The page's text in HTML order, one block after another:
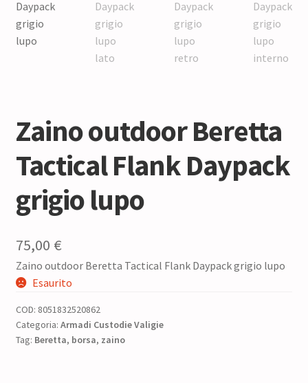
Zaino outdoor Beretta
Tactical Flank Daypack
grigio lupo
75,00 €
Zaino outdoor Beretta Tactical Flank Daypack grigio lupo
Esaurito
COD: 8051832520862
Categoria: Armadi Custodie Valigie
Tag: Beretta, borsa, zaino